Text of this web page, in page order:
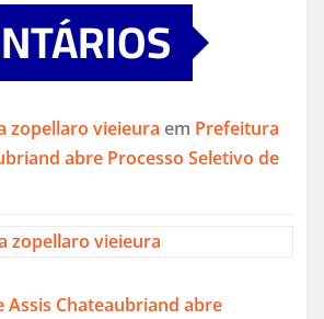
zopellaro vieieura em Prefeitura
abre Processo Seletivo de
zopellaro vieieura
Assis Chateaubriand abre